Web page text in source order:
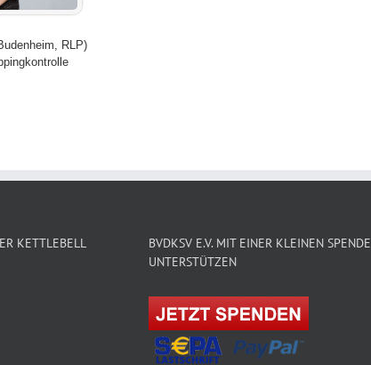
RLP)
KETTLEBELL
BVDKSV E.V. MIT EINER KLEINEN SPENDE
UNTERSTÜTZEN